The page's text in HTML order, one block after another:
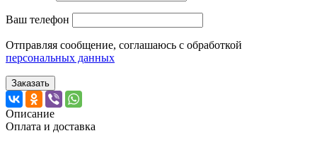
Ваш телефон
Отправляя сообщение, соглашаюсь с обработкой
персональных данных
Заказать
Описание
Оплата и доставка